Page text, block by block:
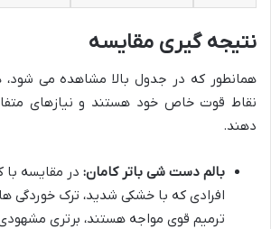
نتیجه گیری مقایسه
همانطور که در جدول بالا مشاهده می
نقاط قوت خاص خود هستند و نیازهای
دهند.
بالم دست شی باتر کامان: در مقایسه با
افرادی که با خشکی شدید، ترک خوردگی
ترمیم قوی مواجه هستند، برتری